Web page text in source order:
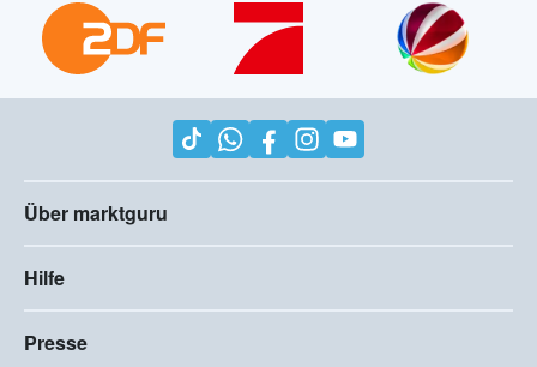
Über marktguru
Hilfe
Presse